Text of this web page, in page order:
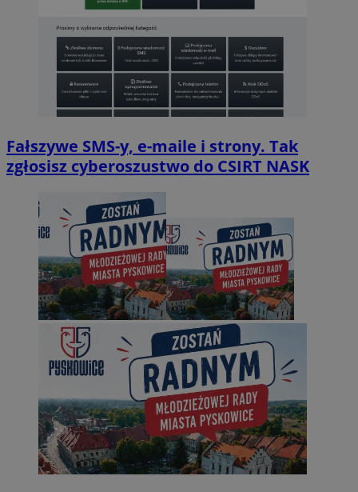
Fałszywe SMS-y, e-maile i strony. Tak
zgłosisz cyberoszustwo do CSIRT NASK